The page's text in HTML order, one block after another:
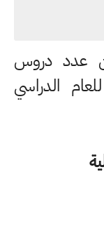
عن عدد دروس
الدراسي